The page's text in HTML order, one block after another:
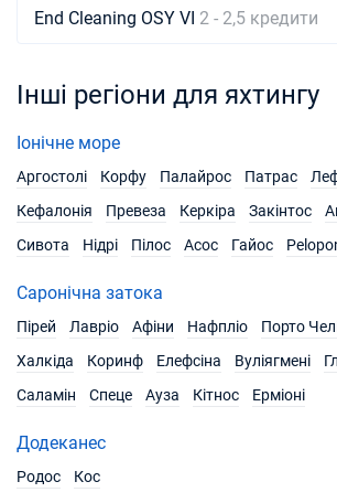
End Cleaning OSY VI 2 - 2,5 кредити
Інші регіони для яхтингу
Іонічне море
Аргостолі
Корфу Палайрос Патрас
Кефалонія
Превеза Керкіра Закінтос
Сивота
Нідрі Пілос Aсос Гайос
Саронічна затока
Пірей
Лавріо Афіни Нафпліо Порто
Халкіда
Коринф Елефсіна Вуліягмені
Саламін
Спеце Ауза Кітнос Ерміоні
Додеканес
Родос
Кос